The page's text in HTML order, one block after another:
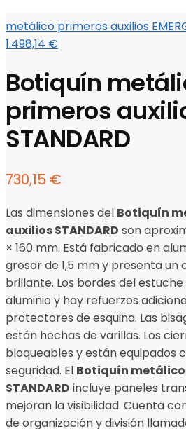
metálico primeros auxilios
1.498,14 €
Botiquín
primeros
STANDARD
730,15 €
Las dimensiones del Botiquín
auxilios STANDARD son
× 160 mm. Está fabricado en
grosor de 1,5 mm y presenta un
brillante. Los bordes del
aluminio y hay refuerzos
protectores de esquina. Las
están hechas de varillas. Los
bloqueables y están equipados
seguridad. El Botiquín
STANDARD incluye paneles
mejoran la visibilidad. Cuenta
de organización y división